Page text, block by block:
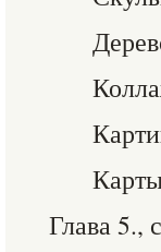
Глава 5.,